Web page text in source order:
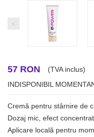
<
57 RON
(TVA inclus)
INDISPONIBIL
Cremă pentru stârnire de
Dozaj mic, efect
Aplicare locală pentru